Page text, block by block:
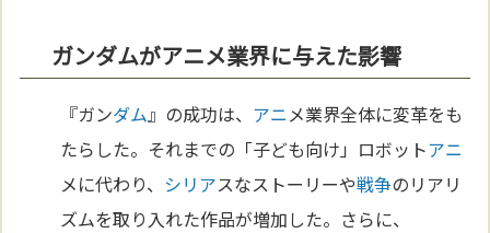
ガンダムがアニメ業界に与えた影響
『ガンダム』の成功は、 アニ メ業界全体に変革をも
たらした。それまでの「子ども向け」ロボットアニ
メに代わり、 シリアスなストーリーや戦争のリアリ
ズムを取り入れた作品が増加した。さらに、